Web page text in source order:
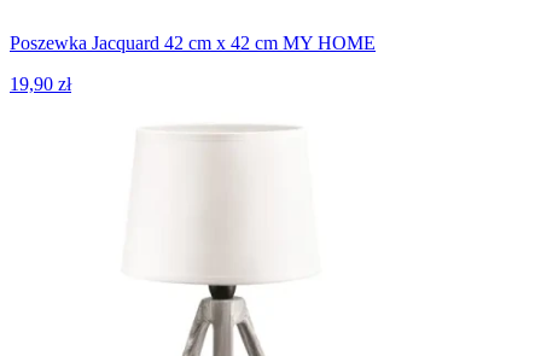
Poszewka Jacquard 42 cm x 42 cm MY HOME
19,90 zł